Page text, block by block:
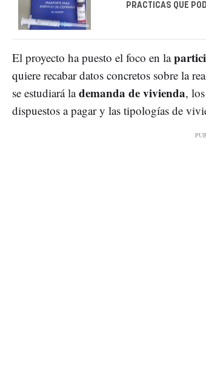
PRÁCTICAS QUE
El proyecto ha puesto el foco en la
quiere recabar datos concretos sobre la
se estudiará lademanda de vivienda,
dispuestos a pagar y las tipologías de